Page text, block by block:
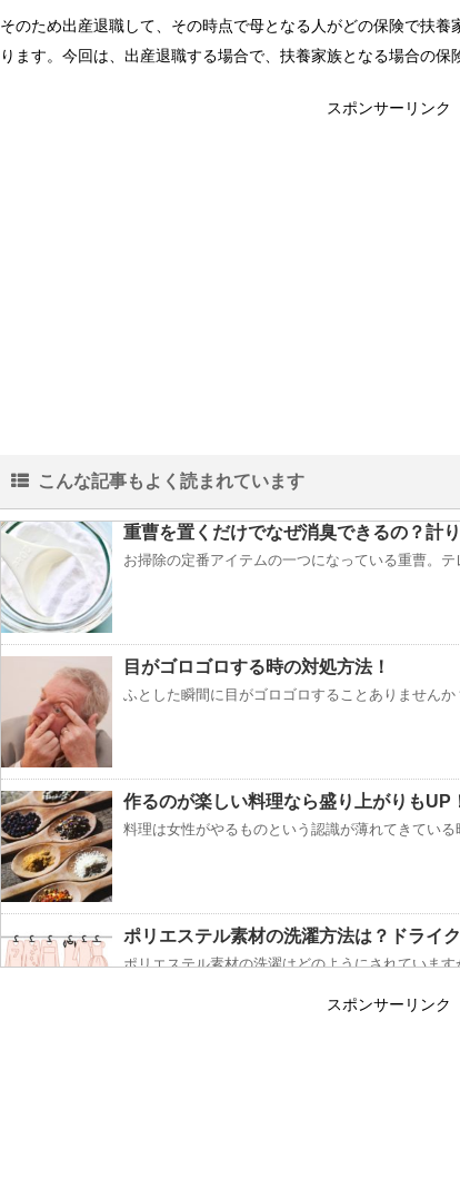
そのため出産退職して、その時点で母となる人がどの保険で扶
ります。今回は、出産退職する場合で、扶養家族となる場合の保
スポンサーリンク
こんな記事もよく読まれています
重曹を置くだけでなぜ消臭できるの？計
お掃除の定番アイテムの一つになっている重曹。テ
目がゴロゴロする時の対処方法！
ふとした瞬間に目がゴロゴロすることありませんか
作るのが楽しい料理なら盛り上がりもUP
料理は女性がやるものという認識が薄れてきている
ポリエステル素材の洗濯方法は？ドライ
ポリエステル素材の洗濯はどのようにされていま
スポンサーリンク